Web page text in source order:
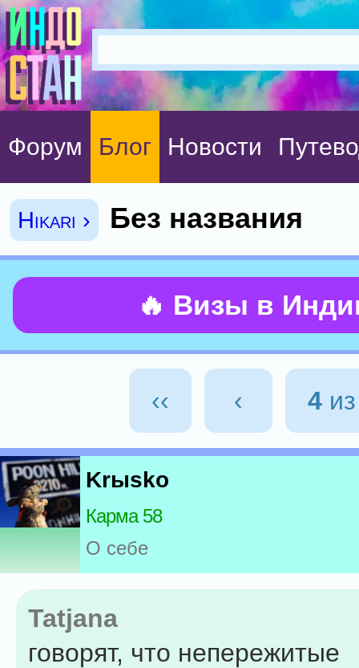
Форум Блог Новости
Hikari › Без названия
🔥 Визы в
‹‹ ‹ 4
Krыsko
Карма 58
О себе
Tatjana
говорят, что непережитые